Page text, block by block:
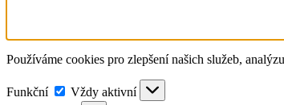
Používáme cookies pro zlepšení našich služeb,
Funkční
Vždy aktivní